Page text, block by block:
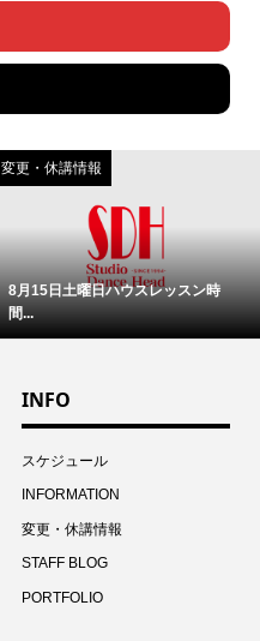
変更・休講情報
8月15日土曜日ハウスレッスン時
間...
INFO
スケジュール
INFORMATION
変更・休講情報
STAFF BLOG
PORTFOLIO